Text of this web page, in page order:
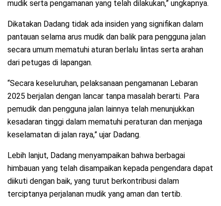
mudik serta pengamanan yang telah dilakukan,” ungkapnya.
Dikatakan Dadang tidak ada insiden yang signifikan dalam
pantauan selama arus mudik dan balik para pengguna jalan
secara umum mematuhi aturan berlalu lintas serta arahan
dari petugas di lapangan.
“Secara keseluruhan, pelaksanaan pengamanan Lebaran
2025 berjalan dengan lancar tanpa masalah berarti. Para
pemudik dan pengguna jalan lainnya telah menunjukkan
kesadaran tinggi dalam mematuhi peraturan dan menjaga
keselamatan di jalan raya,” ujar Dadang.
Lebih lanjut, Dadang menyampaikan bahwa berbagai
himbauan yang telah disampaikan kepada pengendara dapat
diikuti dengan baik, yang turut berkontribusi dalam
terciptanya perjalanan mudik yang aman dan tertib.